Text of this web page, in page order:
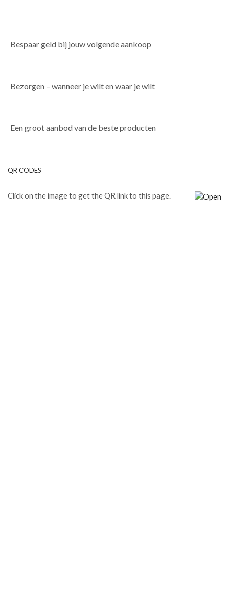
Bespaar geld bij jouw volgende aankoop
Bezorgen – wanneer je wilt en waar je wilt
Een groot aanbod van de beste producten
QR CODES
Click on the image to get the QR link to this page.